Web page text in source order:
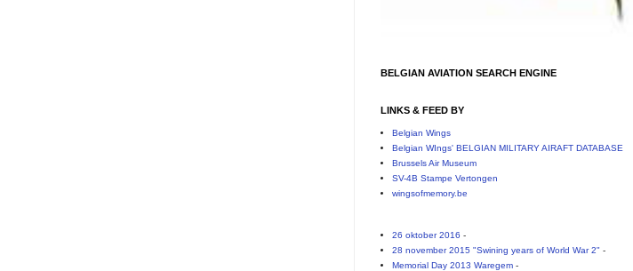
BELGIAN AVIATION SEARCH ENGINE
LINKS & FEED BY
Belgian Wings
Belgian WIngs' BELGIAN MILITARY AIRAFT DATABASE
Brussels Air Museum
SV-4B Stampe Vertongen
wingsofmemory.be
26 oktober 2016 -
28 november 2015 "Swining years of World War 2" -
Memorial Day 2013 Waregem-